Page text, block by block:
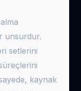
unsurdur.
setlerini
kaynak